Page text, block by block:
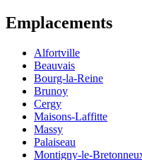
Emplacements
Alfortville
Beauvais
Bourg-la-Reine
Brunoy
Cergy
Maisons-Laffitte
Massy
Palaiseau
Montigny-le-